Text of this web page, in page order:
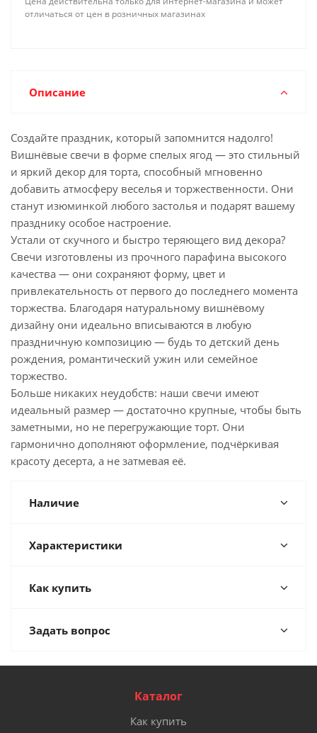
отличаться от цен в розничных магазинах
Описание
Создайте праздник, который запомнится надолго!
Вишнёвые свечи в форме спелых ягод — это стильный
и яркий декор для торта, способный мгновенно
добавить атмосферу веселья и торжественности. Они
станут изюминкой любого застолья и подарят вашему
празднику особое настроение.
Устали от скучного и быстро теряющего вид декора?
Свечи изготовлены из прочного парафина высокого
качества — они сохраняют форму, цвет и
привлекательность от первого до последнего момента
торжества. Благодаря натуральному вишнёвому
дизайну они идеально вписываются в любую
праздничную композицию — будь то детский день
рождения, романтический ужин или семейное
торжество.
Больше никаких неудобств: наши свечи имеют
идеальный размер — достаточно крупные, чтобы быть
заметными, но не перегружающие торт. Они
гармонично дополняют оформление, подчёркивая
красоту десерта, а не затмевая её.
Наличие
Характеристики
Как купить
Задать вопрос
Каталог
Как купить